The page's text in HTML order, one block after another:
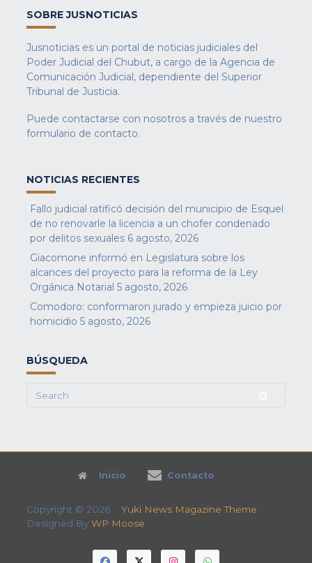
SOBRE JUSNOTICIAS
Jusnoticias es un portal de noticias judiciales del
Poder Judicial del Chubut, a cargo de la Agencia de
Comunicación Judicial, dependiente del Superior
Tribunal de Justicia.
Puede contactarse con nosotros a través de nuestro
formulario de contacto.
NOTICIAS RECIENTES
Fallo judicial ratificó decisión del municipio de Esquel
de no renovarle la licencia a un chofer condenado
por delitos sexuales 6 agosto, 2026
Giacomone informó en Legislatura sobre los
alcances del proyecto para la reforma de la Ley
Orgánica Notarial 5 agosto, 2026
Comodoro: conformaron jurado y empieza juicio por
homicidio 5 agosto, 2026
BÚSQUEDA
Search
Inicio Contacto
Copyright © 2026 Yuki News Magazine Theme
Designed By WP Moose